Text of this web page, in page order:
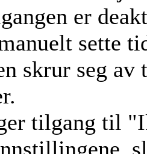
er
sette
skrur seg
tilgang til